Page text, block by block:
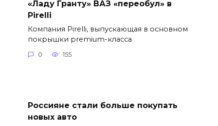
«Ладу Гранту» ВАЗ «переобул» в
Pirelli
Компания Pirelli, выпускающая в основном
покрышки premium-класса
0 155
Россияне стали больше покупать
новых авто